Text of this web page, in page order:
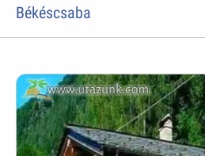
Békéscsaba